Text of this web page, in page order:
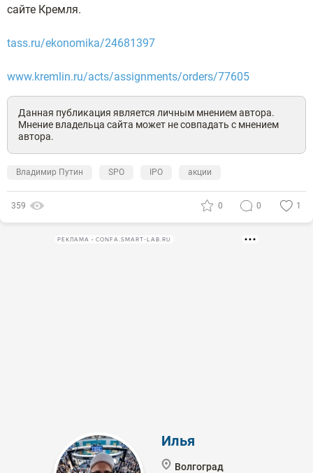
сайте Кремля.
tass.ru/ekonomika/24681397
www.kremlin.ru/acts/assignments/orders/77605
Данная публикация является личным мнением автора.
Мнение владельца сайта может не совпадать с мнением
автора.
Владимир Путин SPO IPO акции
359 0 0 1
РЕКЛАМА • CONFA.SMART-LAB.RU
Илья
Волгоград